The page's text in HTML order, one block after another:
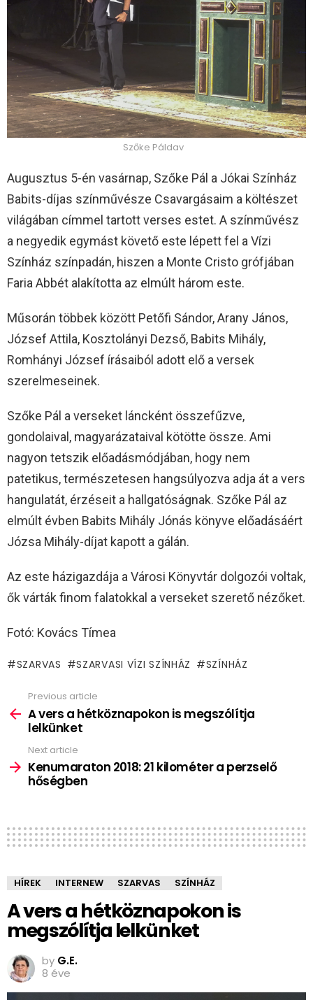
Szőke Páldav
Augusztus 5-én vasárnap, Szőke Pál a Jókai Színház
Babits-díjas színművésze Csavargásaim a költészet
világában címmel tartott verses estet. A színművész
a negyedik egymást követő este lépett fel a Vízi
Színház színpadán, hiszen a Monte Cristo grófjában
Faria Abbét alakította az elmúlt három este.
Műsorán többek között Petőfi Sándor, Arany János,
József Attila, Kosztolányi Dezső, Babits Mihály,
Romhányi József írásaiból adott elő a versek
szerelmeseinek.
Szőke Pál a verseket láncként összefűzve,
gondolaival, magyarázataival kötötte össze. Ami
nagyon tetszik előadásmódjában, hogy nem
patetikus, természetesen hangsúlyozva adja át a vers
hangulatát, érzéseit a hallgatóságnak. Szőke Pál az
elmúlt évben Babits Mihály Jónás könyve előadásáért
Józsa Mihály-díjat kapott a gálán.
Az este házigazdája a Városi Könyvtár dolgozói voltak,
ők várták finom falatokkal a verseket szerető nézőket.
Fotó: Kovács Tímea
SZARVAS SZARVASI VÍZI SZÍNHÁZ SZÍNHÁZ
more
Previous article
A vers a hétköznapokon is megszólítja
lelkünket
Next article
Kenumaraton 2018: 21 kilométer a perzselő
hőségben
HÍREK INTERNEW SZARVAS SZÍNHÁZ
A vers a hétköznapokon is
megszólítja lelkünket
by G.E.
8 éve